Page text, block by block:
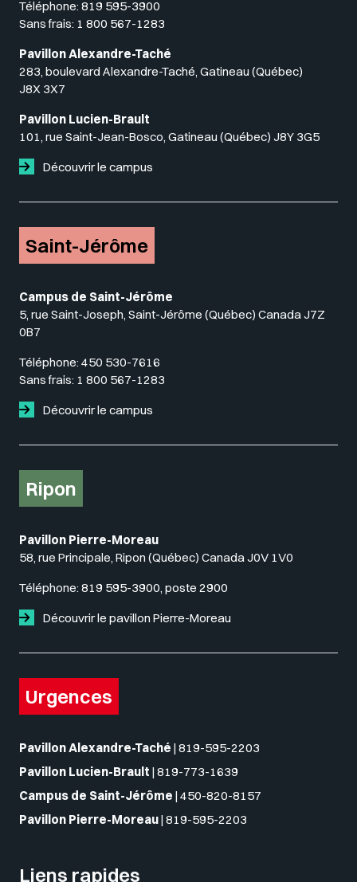
Téléphone: 819 595-3900
Sans frais: 1 800 567-1283
Pavillon Alexandre-Taché
283, boulevard Alexandre-Taché, Gatineau (Québec)
J8X 3X7
Pavillon Lucien-Brault
101, rue Saint-Jean-Bosco, Gatineau (Québec) J8Y 3G5
Découvrir le campus
Saint-Jérôme
Campus de Saint-Jérôme
5, rue Saint-Joseph, Saint-Jérôme (Québec) Canada J7Z
0B7
Téléphone: 450 530-7616
Sans frais: 1 800 567-1283
Découvrir le campus
Ripon
Pavillon Pierre-Moreau
58, rue Principale, Ripon (Québec) Canada J0V 1V0
Téléphone: 819 595-3900, poste 2900
Découvrir le pavillon Pierre-Moreau
Urgences
Pavillon Alexandre-Taché | 819-595-2203
Pavillon Lucien-Brault | 819-773-1639
Campus de Saint-Jérôme | 450-820-8157
Pavillon Pierre-Moreau| 819-595-2203
Liens rapides